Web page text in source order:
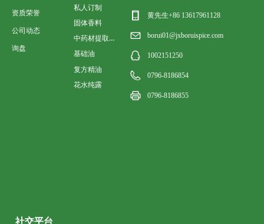
资质荣誉
公司动态
询盘
私人订制
固体香料
中药材提取香料油
基础油
复方精油
花水纯露
黄先生+86 13617961128
borui01@jxboruispice.com
1002151250
0796-8186854
0796-8186855
社交平台